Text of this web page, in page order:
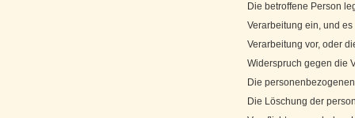
Die betroffene Person
Verarbeitung ein, und
Verarbeitung vor, oder
Widerspruch gegen die
Die
Die Löschung der